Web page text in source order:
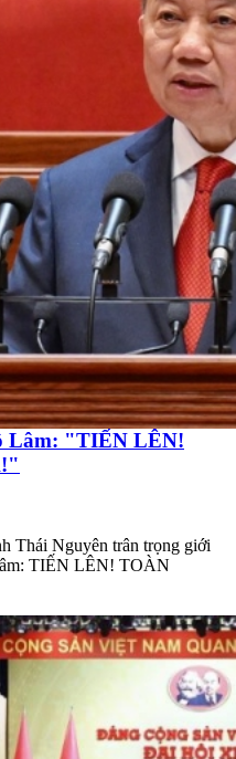
Lâm: "TIẾN LÊN!
Thái Nguyên trân trọng giới
TIẾN LÊN! TOÀN